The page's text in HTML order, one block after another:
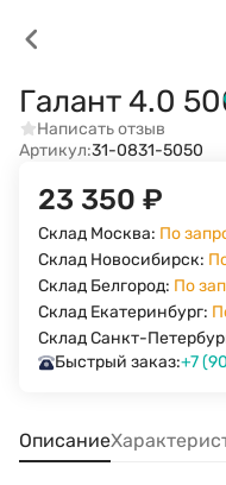
Галант 4.0
Написать отзыв
Артикул:31-0831-5050
23 350 ₽
Склад Москва: По
Склад Новосибирск:
Склад Белгород: По
Склад Екатеринбург:
Склад Санкт-
Быстрый заказ:+7
Описание